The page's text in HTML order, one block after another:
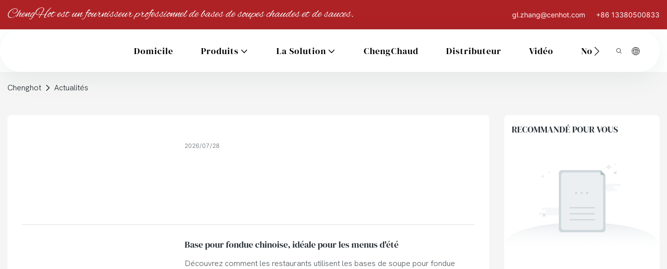
ChengHot est un fournisseur professionnel de bases de soupes chaudes et de sauces. gl.zhang@cenhot.com +86 13380500833
Domicile Produits La Solution ChengChaud Distributeur Vidéo Nous Contacter
Chenghot Actualités
2026 07 28
Base pour fondue chinoise, idéale pour les menus d'été
Découvrez comment les restaurants utilisent les bases de soupe pour fondue
RECOMMANDÉ POUR VOUS